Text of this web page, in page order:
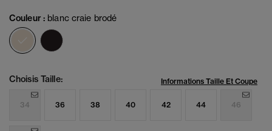
Couleur : blanc craie brodé
sélectionné
Choisis Taille: Informations Taille Et Coupe
34 36 38 40 42 44 46